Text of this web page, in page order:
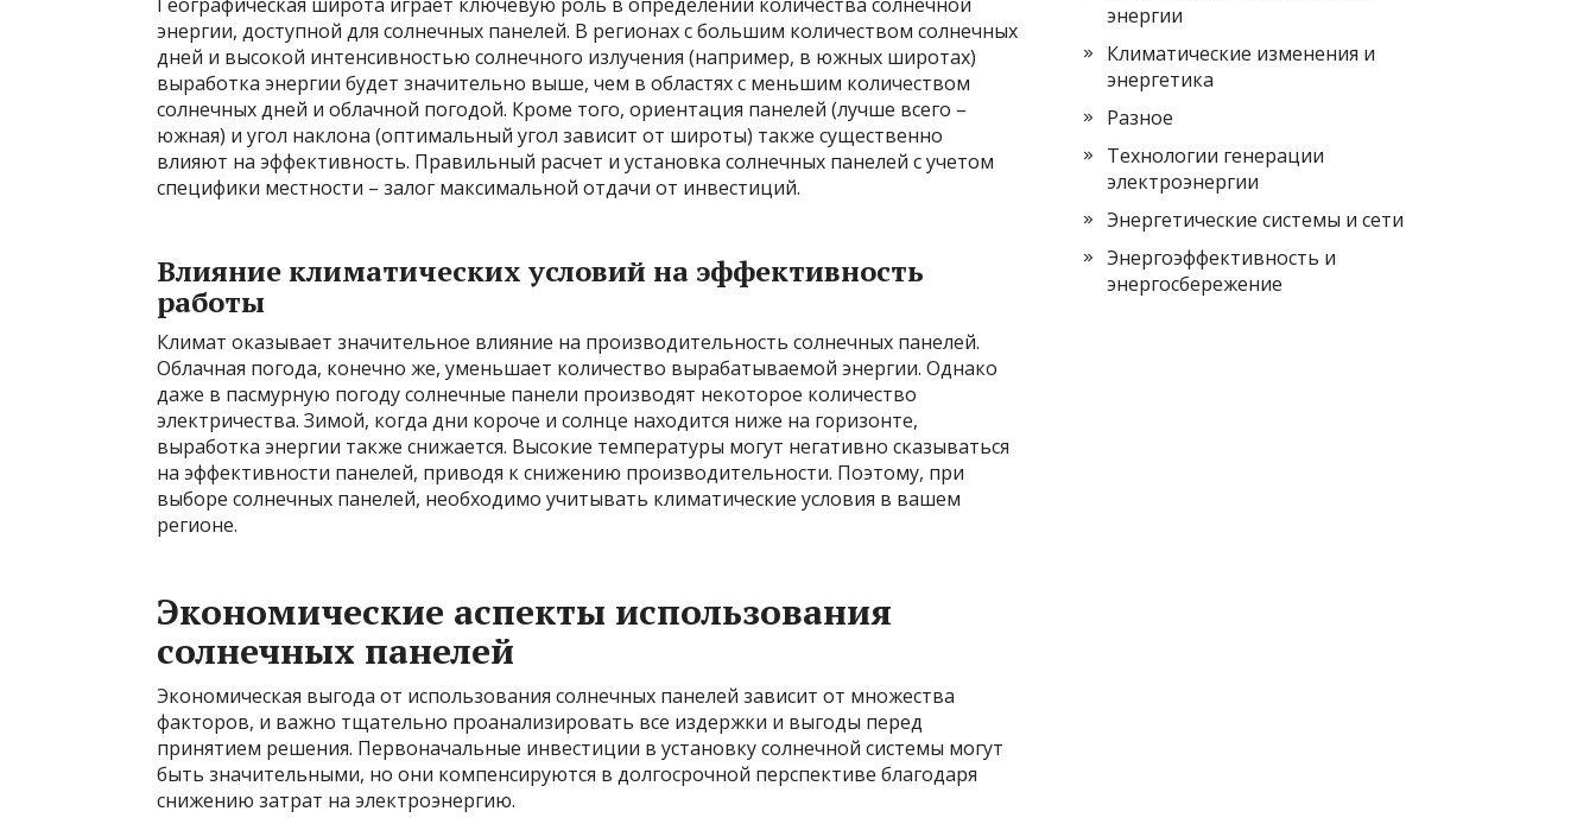
энергии, доступной для солнечных панелей. В регионах с большим количеством солнечных
дней и высокой интенсивностью солнечного излучения (например, в южных широтах)
выработка энергии будет значительно выше, чем в областях с меньшим количеством
солнечных дней и облачной погодой. Кроме того, ориентация панелей (лучше всего –
южная) и угол наклона (оптимальный угол зависит от широты) также существенно
влияют на эффективность. Правильный расчет и установка солнечных панелей с учетом
специфики местности – залог максимальной отдачи от инвестиций.
Влияние климатических условий на эффективность
работы
Климат оказывает значительное влияние на производительность солнечных панелей.
Облачная погода, конечно же, уменьшает количество вырабатываемой энергии. Однако
даже в пасмурную погоду солнечные панели производят некоторое количество
электричества. Зимой, когда дни короче и солнце находится ниже на горизонте,
выработка энергии также снижается. Высокие температуры могут негативно сказываться
на эффективности панелей, приводя к снижению производительности. Поэтому, при
выборе солнечных панелей, необходимо учитывать климатические условия в вашем
регионе.
Экономические аспекты использования
солнечных панелей
Экономическая выгода от использования солнечных панелей зависит от множества
факторов, и важно тщательно проанализировать все издержки и выгоды перед
принятием решения. Первоначальные инвестиции в установку солнечной системы могут
быть значительными, но они компенсируются в долгосрочной перспективе благодаря
снижению затрат на электроэнергию.
энергии
Климатические изменения и
энергетика
Разное
Технологии генерации
электроэнергии
Энергетические системы и сети
Энергоэффективность и
энергосбережение